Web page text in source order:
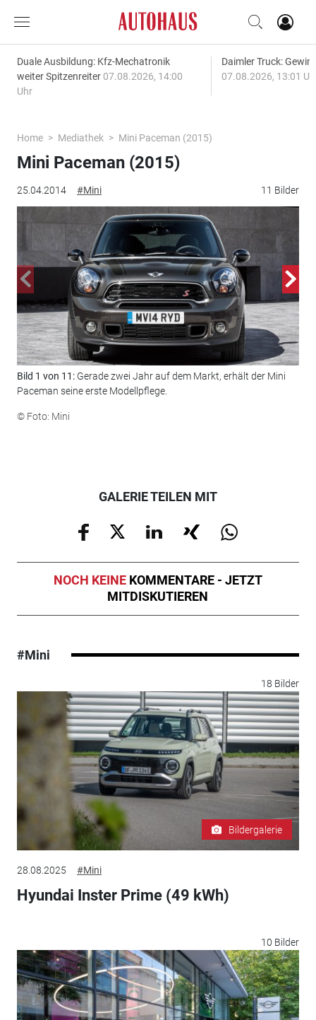
Duale Ausbildung: Kfz-Mechatronik
weiter Spitzenreiter 07.08.2026, 14:00
Uhr
Daimler Truck:
07.08.2026, 13:01
Home Mediathek Mini Paceman (2015)
25.04.2014 #Mini 11 Bilder
Mini Paceman (2015)
Bild 1 von 11: Gerade zwei Jahr auf dem Markt, erhält der Mini
Paceman seine erste Modellpflege.
© Foto: Mini
GALERIE TEILEN MIT
NOCH KEINE KOMMENTARE - JETZT
MITDISKUTIEREN
#Mini
18 Bilder
Bildergalerie
28.08.2025 #Mini
Hyundai Inster Prime (49 kWh)
10 Bilder